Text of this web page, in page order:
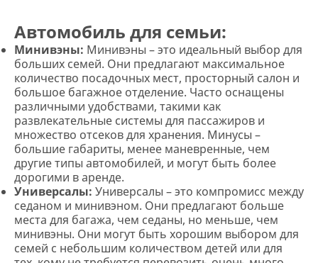
Автомобиль для семьи:
Минивэны: Минивэны – это идеальный выбор для
больших семей. Они предлагают максимальное
количество посадочных мест, просторный салон и
большое багажное отделение. Часто оснащены
различными удобствами, такими как
развлекательные системы для пассажиров и
множество отсеков для хранения. Минусы –
большие габариты, менее маневренные, чем
другие типы автомобилей, и могут быть более
дорогими в аренде.
Универсалы: Универсалы – это компромисс между
седаном и минивэном. Они предлагают больше
места для багажа, чем седаны, но меньше, чем
минивэны. Они могут быть хорошим выбором для
семей с небольшим количеством детей или для